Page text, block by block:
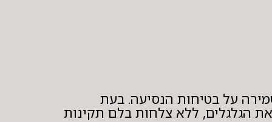
על בטיחות הנסיעה. בעת
הגלגלים, ללא צלחות בלם תקינות